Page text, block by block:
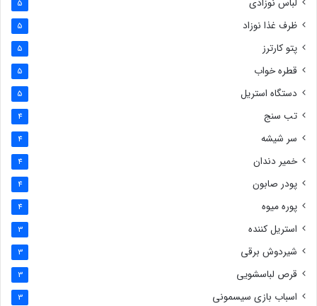
لباس نوزادی 5
ظرف غذا نوزاد 5
پتو کارترز 5
قطره خواب 5
دستگاه استریل 5
تب سنج 4
سر شیشه 4
خمیر دندان 4
پودر صابون 4
پوره میوه 4
استریل کننده 3
شیردوش برقی 3
قرص لباسشویی 3
اسباب بازی سیسمونی 3